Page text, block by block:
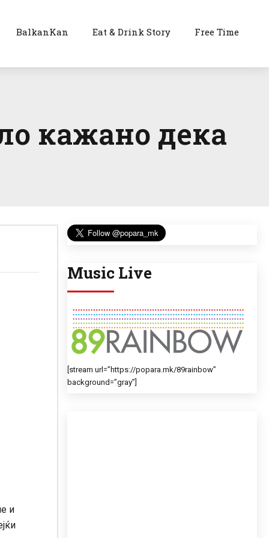
BalkanKan Eat & Drink Story Free Time
кажано дека
и
Music Live
[stream url=”https://popara.mk/89rainbow”
background=”gray”]